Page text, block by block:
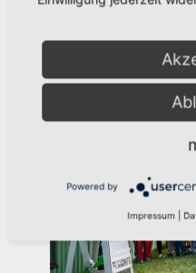
Neues aus
Neues Jahr –
Möglichkeiten
Powered by
Impressum